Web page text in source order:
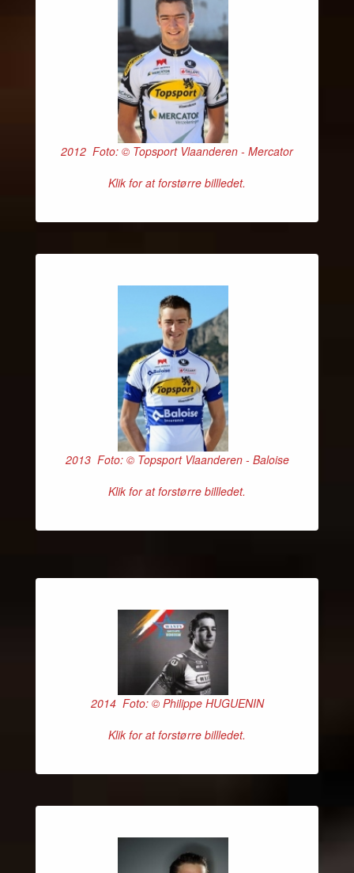
2012 Foto: © Topsport Vlaanderen - Mercator
Klik for at forstørre billledet.
2013 Foto: © Topsport Vlaanderen - Baloise
Klik for at forstørre billledet.
2014 Foto: © Philippe HUGUENIN
Klik for at forstørre billledet.